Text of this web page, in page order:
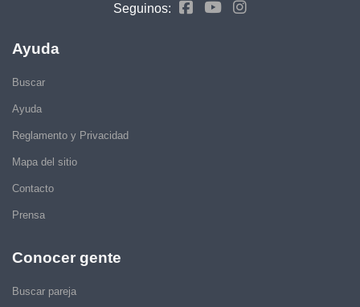
Seguinos:
Ayuda
Buscar
Ayuda
Reglamento y Privacidad
Mapa del sitio
Contacto
Prensa
Conocer gente
Buscar pareja